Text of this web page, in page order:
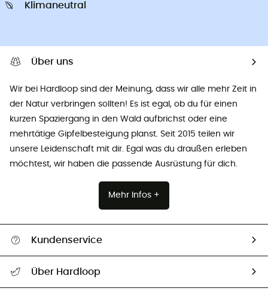
Klimaneutral
Über uns
Wir bei Hardloop sind der Meinung, dass wir alle mehr Zeit in
der Natur verbringen sollten! Es ist egal, ob du für einen
kurzen Spaziergang in den Wald aufbrichst oder eine
mehrtätige Gipfelbesteigung planst. Seit 2015 teilen wir
unsere Leidenschaft mit dir. Egal was du draußen erleben
möchtest, wir haben die passende Ausrüstung für dich.
Mehr Infos +
Kundenservice
Über Hardloop